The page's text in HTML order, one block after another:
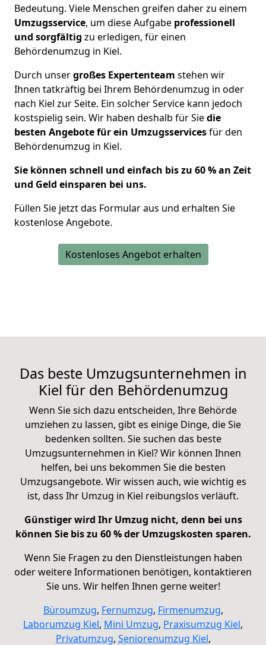
Bedeutung. Viele Menschen greifen daher zu einem
Umzugsservice, um dieseAufgabe professionell
und sorgfältig zu erledigen, für einen
Behördenumzug in Kiel.
Durch unsergroßes Expertenteam stehen wir
Ihnen tatkräftig bei Ihrem Behördenumzug in oder
nach Kiel zur Seite. Ein solcher Service kann jedoch
kostspielig sein. Wir haben deshalb für Siedie
besten Angebote für ein Umzugsservicesfür den
Behördenumzug in Kiel.
Sie können schnell und einfach bis zu 60 % an Zeit
und Geld einsparen bei uns.
Füllen Sie jetzt das Formular aus und erhalten Sie
kostenlose Angebote.
Kostenloses Angebot erhalten
Das beste Umzugsunternehmen in
Kiel für den Behördenumzug
Wenn Sie sich dazu entscheiden, Ihre Behörde
umziehen zu lassen, gibt es einige Dinge, die Sie
bedenken sollten. Sie suchen das beste
Umzugsunternehmen in Kiel? Wir können Ihnen
helfen, bei uns bekommen Sie die besten
Umzugsangebote. Wir wissen auch, wie wichtig es
ist, dass Ihr Umzug in Kiel reibungslos verläuft.
Günstiger wird Ihr Umzug nicht, denn bei uns
können Sie bis zu 60 % der Umzugskosten sparen.
Wenn Sie Fragen zu den Dienstleistungen haben
oder weitere Informationen benötigen, kontaktieren
Sie uns. Wir helfen Ihnen gerne weiter!
Büroumzug, Fernumzug, Firmenumzug,
Laborumzug Kiel, Mini Umzug, Praxisumzug Kiel,
Privatumzug, Seniorenumzug Kiel,